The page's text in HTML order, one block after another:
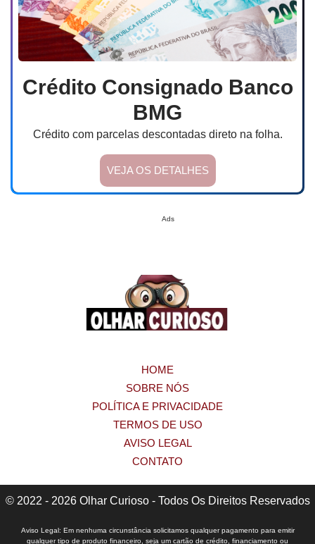
Crédito Consignado Banco
BMG
Crédito com parcelas descontadas direto na folha.
VEJA OS DETALHES
Ads
HOME
SOBRE NÓS
POLÍTICA E PRIVACIDADE
TERMOS DE USO
AVISO LEGAL
CONTATO
© 2022 - 2026 Olhar Curioso - Todos Os Direitos Reservados
Aviso Legal: Em nenhuma circunstância solicitamos qualquer pagamento para emitir
qualquer tipo de produto financeiro, seja um cartão de crédito, financiamento ou